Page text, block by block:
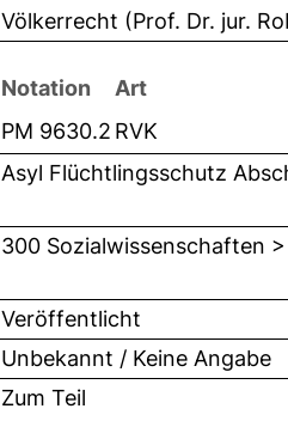
Völkerrecht (Prof. Dr. jur.
Notation
Art
PM 9630.2 RVK
Asyl Flüchtlingsschutz
300 Sozialwissenschaften
Veröffentlicht
Unbekannt / Keine Angabe
Zum Teil